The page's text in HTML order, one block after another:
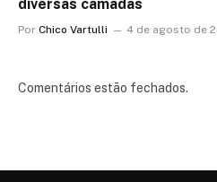
diversas camadas
Por Chico Vartulli 4 de agosto de
Comentários estão fechados.